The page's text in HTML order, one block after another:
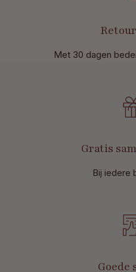
Met 30 dagen
Gratis
Bij iedere
Goede